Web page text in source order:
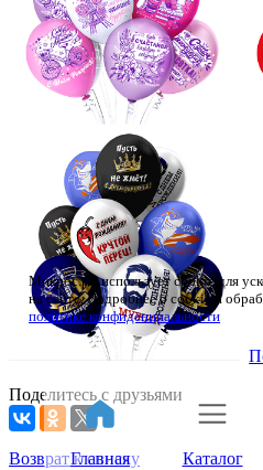
Поделитесь с друзьями
Возврат к списку
Микрос.рф использует cookie для
на сайте. Подробнее о cookie и
политике конфиденциальности
Главная Каталог